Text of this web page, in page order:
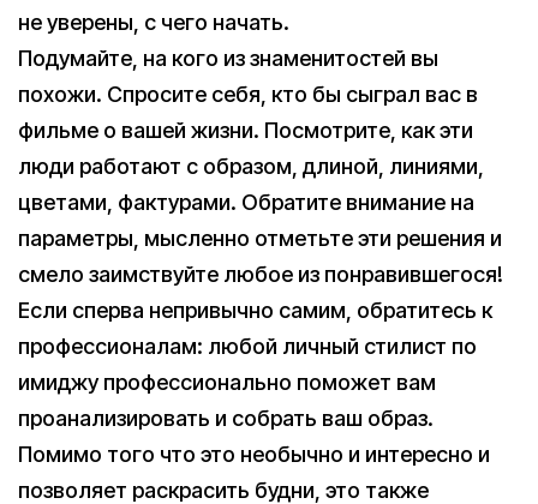
не уверены, с чего начать.
Подумайте, на кого из знаменитостей вы
похожи. Спросите себя, кто бы сыграл вас в
фильме о вашей жизни. Посмотрите, как эти
люди работают с образом, длиной, линиями,
цветами, фактурами. Обратите внимание на
параметры, мысленно отметьте эти решения и
смело заимствуйте любое из понравившегося!
Если сперва непривычно самим, обратитесь к
профессионалам: любой личный стилист по
имиджу профессионально поможет вам
проанализировать и собрать ваш образ.
Помимо того что это необычно и интересно и
позволяет раскрасить будни, это также